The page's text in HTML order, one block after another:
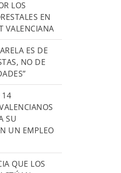
LOS
EN
VALENCIANA
ES DE
NO DE
14
SU
UN EMPLEO
QUE LOS